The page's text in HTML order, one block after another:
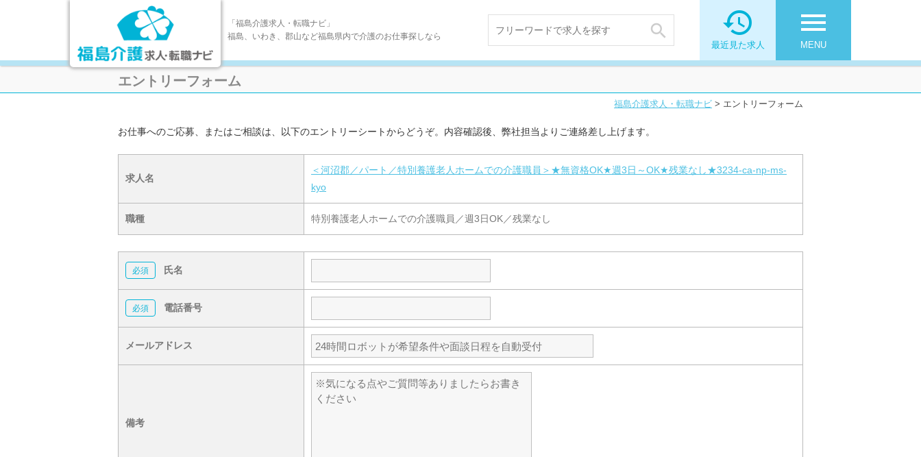
「福島介護求人・転職ナビ」
福島、いわき、郡山など福島県内で介護のお仕事探しなら
 menu
MENU

最近見た求人
エントリーフォーム
福島介護求人・転職ナビ > エントリーフォーム
お仕事へのご応募、またはご相談は、以下のエントリーシートからどうぞ。内容確認後、弊社担当よりご連絡差し上げます。
求人名
＜河沼郡／パート／特別養護老人ホームでの介護職員＞★無資格OK★週3日～OK★残業なし★3234-ca-np-ms-
kyo
職種 特別養護老人ホームでの介護職員／週3日OK／残業なし
氏名
電話番号
メールアドレス
備考